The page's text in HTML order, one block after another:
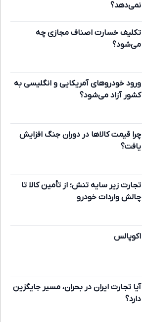
نمی‌دهد؟
تکلیف خسارت اصناف مجازی چه
می‌شود؟
ورود خودروهای آمریکایی و انگلیسی به
کشور آزاد می‌شود؟
چرا قیمت کالاها در دوران جنگ افزایش
یافت؟
تجارت زیر سایه تنش؛ از تأمین کالا تا
چالش واردات خودرو
اکوپالس
آیا تجارت ایران در بحران، مسیر جایگزین
دارد؟